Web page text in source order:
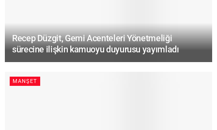
Recep Düzgit, Gemi Acenteleri Yönetmeliği
sürecine ilişkin kamuoyu duyurusu yayımladı
MANŞET